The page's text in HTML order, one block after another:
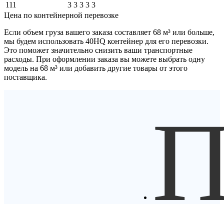
111
3 3 3 3 3
Цена по контейнерной перевозке
Если объем груза вашего заказа составляет 68 м³ или больше,
мы будем использовать 40HQ контейнер для его перевозки.
Это поможет значительно снизить ваши транспортные
расходы. При оформлении заказа вы можете выбрать одну
модель на 68 м³ или добавить другие товары от этого
поставщика.